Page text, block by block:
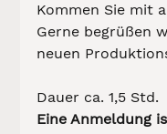
Kommen Sie mit
Gerne begrüßen
neuen
Dauer ca. 1,5 Std.
Eine Anmeldung